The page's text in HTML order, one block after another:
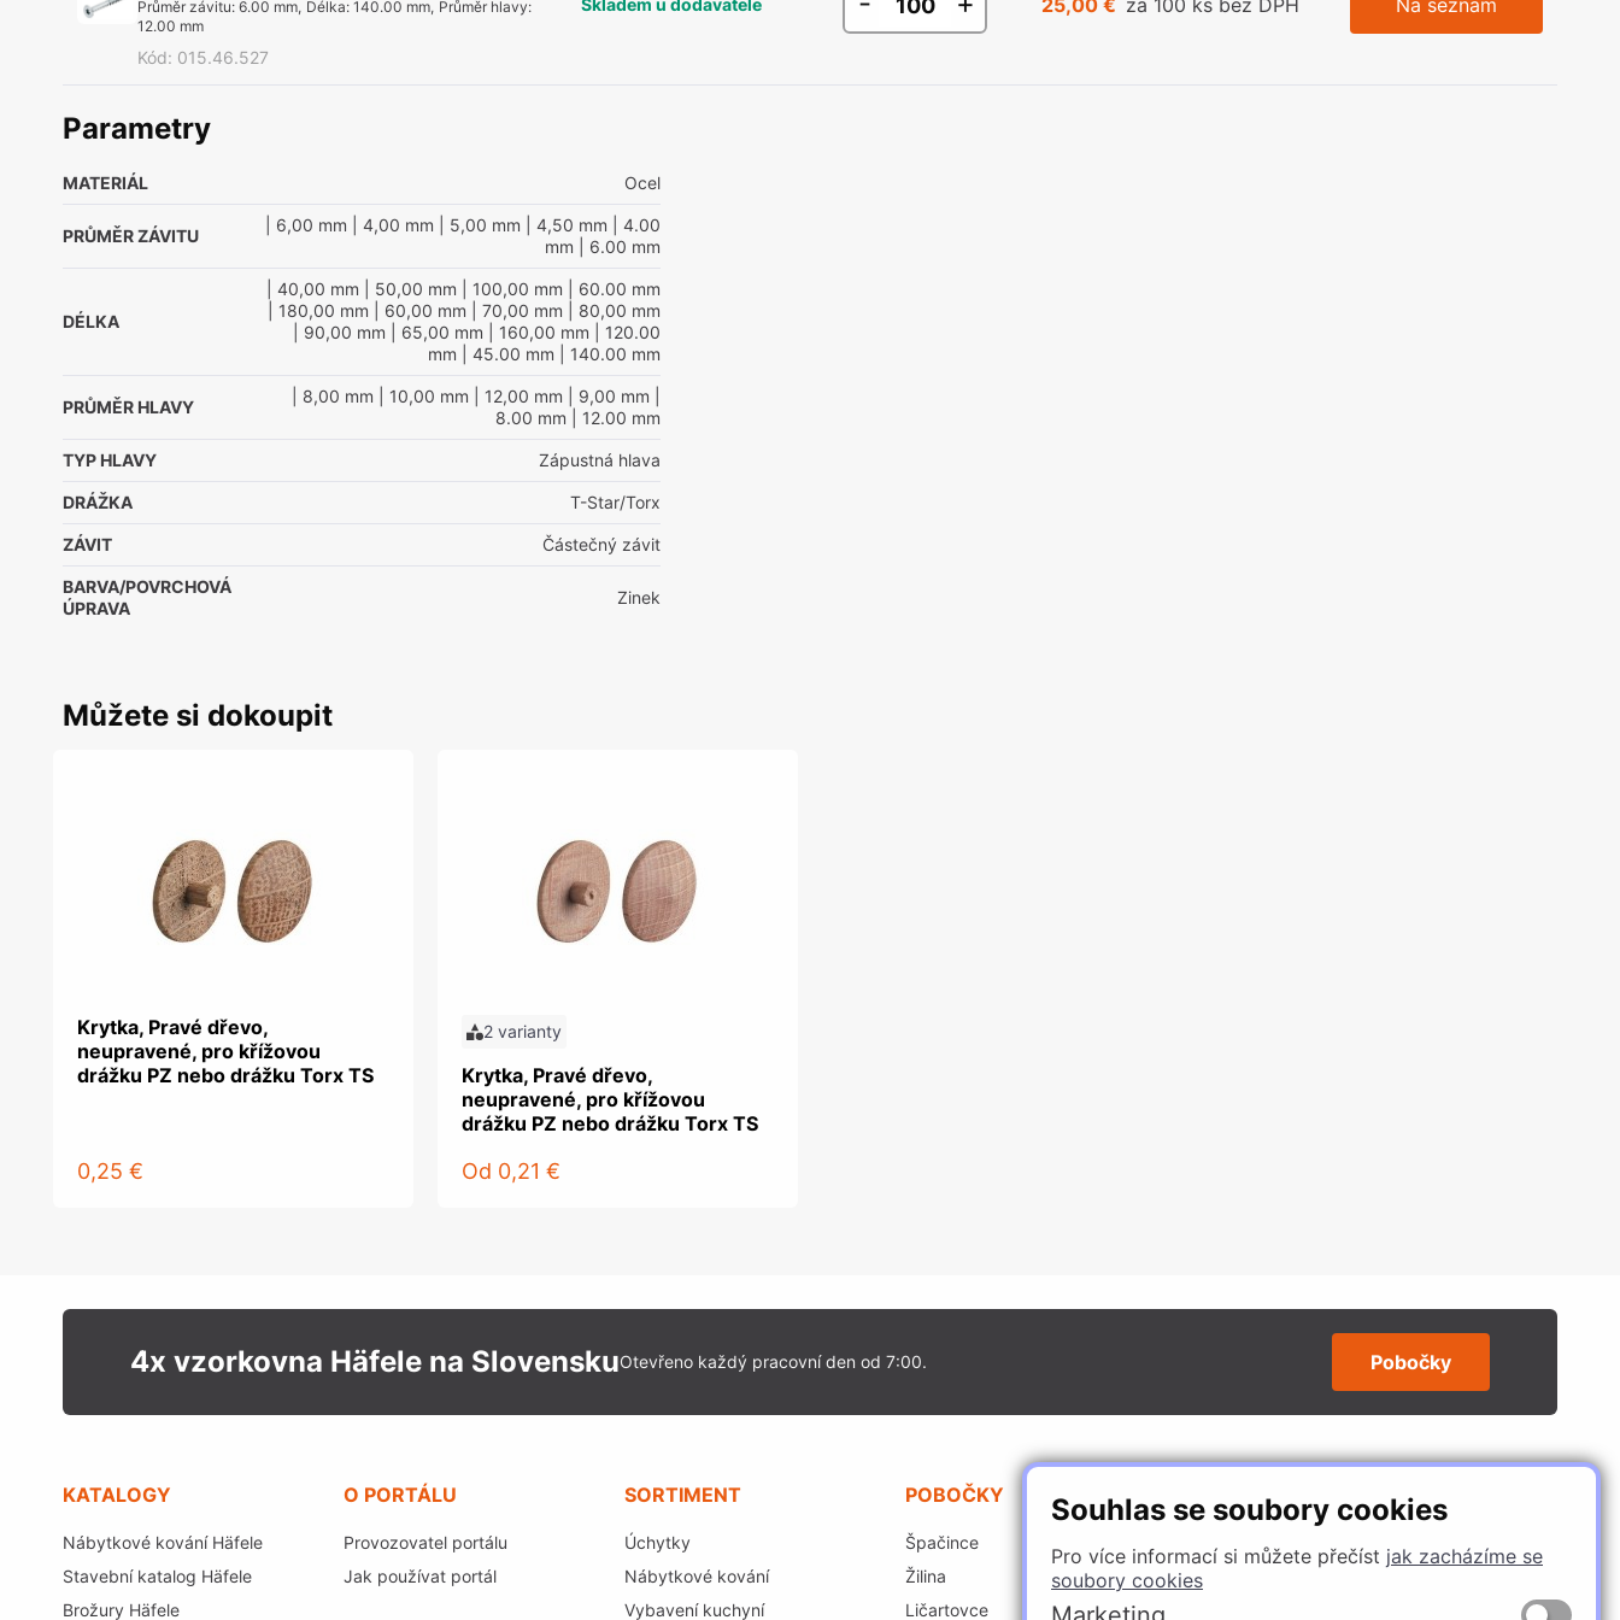
Souhlas se soubory cookies
Pro více informací si můžete přečíst jak zacházíme se
soubory cookies
Průměr závitu:6.00 mm, Délka:140.00 mm, Průměr hlavy:
12.00 mm
Kód: 015.46.527
Skladem u dodavatele 25,00 € za 100 ks bez DPH Na seznam
Parametry
MATERIÁL Ocel
PRŮMĚR ZÁVITU
| 6,00 mm | 4,00 mm | 5,00 mm | 4,50 mm | 4.00
mm | 6.00 mm
DÉLKA
| 40,00 mm | 50,00 mm | 100,00 mm | 60.00 mm
| 180,00 mm | 60,00 mm | 70,00 mm | 80,00 mm
| 90,00 mm | 65,00 mm | 160,00 mm | 120.00
mm | 45.00 mm | 140.00 mm
PRŮMĚR HLAVY
| 8,00 mm | 10,00 mm | 12,00 mm | 9,00 mm
8.00 mm | 12.00 mm
TYP HLAVY Zápustná hlava
DRÁŽKA T-Star/Torx
ZÁVIT Částečný závit
BARVA/POVRCHOVÁ
ÚPRAVA
Zinek
Můžete si dokoupit
Krytka, Pravé dřevo,
neupravené, pro křížovou
drážku PZ nebo drážku Torx TS
0,25 €
2 varianty
Krytka, Pravé dřevo,
neupravené, pro křížovou
drážku PZ nebo drážku Torx TS
Od 0,21 €
4x vzorkovna Häfele na SlovenskuOtevřeno každý pracovní den od 7:00. Pobočky
KATALOGY
Nábytkové kování Häfele
Stavební katalog Häfele
Brožury Häfele
O PORTÁLU
Provozovatel portálu
Jak používat portál
SORTIMENT
Úchytky
Nábytkové kování
Vybavení kuchyní
POBOČKY
Špačince
Žilina
Ličartovce
SLEDUJTE NÁS